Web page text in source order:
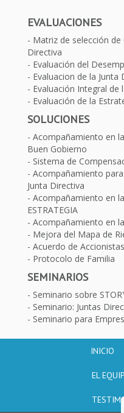
EVALUACIONES
Matriz de selección
Directiva
Evaluación del
Evaluacion de la Junta
Evaluación Integral de
Evaluación de la
SOLUCIONES
Acompañamiento en
Buen Gobierno
Sistema de
Acompañamiento
Junta Directiva
Acompañamiento en
ESTRATEGIA
Acompañamiento en
Mejora del Mapa de
Acuerdo de Accionistas
Protocolo de Familia
SEMINARIOS
Seminario sobre
Seminario: Juntas
Seminario para
INICIO
EL